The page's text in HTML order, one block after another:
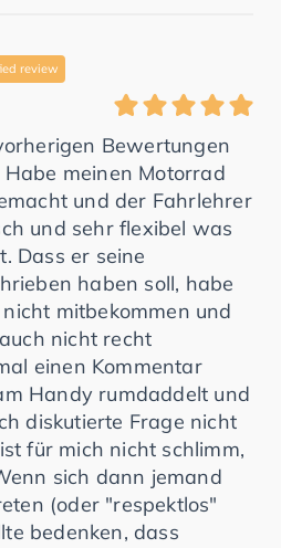
review
Bewertungen
meinen Motorrad
und der Fahrlehrer
und sehr flexibel was
Dass er seine
haben soll, habe
mitbekommen und
nicht recht
einen Kommentar
Handy rumdaddelt und
diskutierte Frage nicht
für mich nicht schlimm,
sich dann jemand
(oder "respektlos"
bedenken, dass